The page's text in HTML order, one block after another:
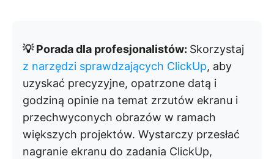
💡 Porada dla profesjonalistów: Skorzystaj
z narzędzi sprawdzających ClickUp, aby
uzyskać precyzyjne, opatrzone datą i
godziną opinie na temat zrzutów ekranu i
przechwyconych obrazów w ramach
większych projektów. Wystarczy przesłać
nagranie ekranu do zadania ClickUp,